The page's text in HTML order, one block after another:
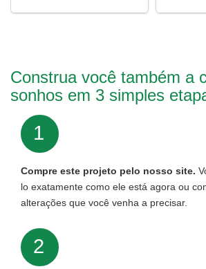
Construa você também a
sonhos em 3 simples
1
Compre este projeto pelo nosso site.
lo exatamente como ele está agora ou
alterações que você venha a precisar.
2